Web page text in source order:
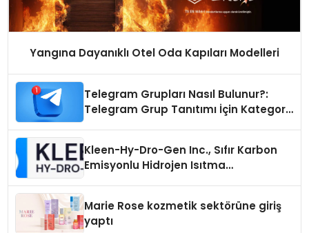
Yangına Dayanıklı Otel Oda Kapıları Modelleri
Telegram Grupları Nasıl Bulunur?:
Telegram Grup Tanıtımı İçin Kategori
Kleen-Hy-Dro-Gen Inc., Sıfır Karbon
Emisyonlu Hidrojen Isıtma
Marie Rose kozmetik sektörüne giriş
yaptı